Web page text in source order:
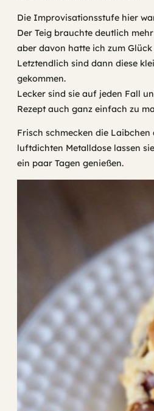
Die Improvisationsstufe hier
Der Teig brauchte deutlich
aber davon hatte ich zum
Letztendlich sind dann diese
gekommen.
Lecker sind sie auf jeden Fall
Rezept auch ganz einfach zu
Frisch schmecken die
luftdichten Metalldose lassen
ein paar Tagen genießen.